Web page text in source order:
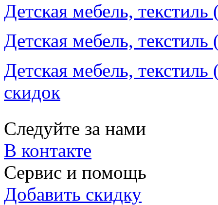
Детская мебель,
Детская мебель,
Детская мебель,
скидок
Следуйте за нами
В контакте
Сервис и помощь
Добавить скидку